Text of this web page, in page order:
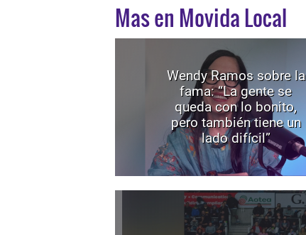
Mas en Movida Local
Wendy Ramos sobre la
fama: “La gente se
queda con lo bonito,
pero también tiene un
lado difícil”